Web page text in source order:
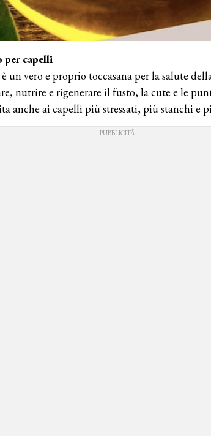
per capelli
un vero e proprio toccasana per la salute
nutrire e rigenerare il fusto, la cute e le
anche ai capelli più stressati, più stanchi e